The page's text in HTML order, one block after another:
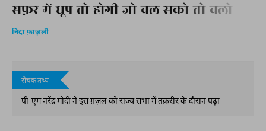
सफ़र में धूप तो होगी जो चल सको तो चलो
निदा फ़ाज़ली
रोचक तथ्य
पी-एम नरेंद्र मोदी ने इस ग़ज़ल को राज्य सभा में तक़रीर के दौरान पढ़ा